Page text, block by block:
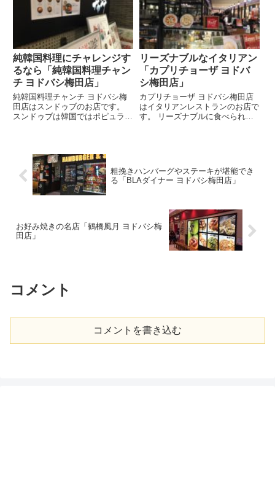
おいしい干物七輪焼きで楽しめる
のもうれしいです。 おいしい
玉です。 ハワイアンパンケーキ
ファクトリーはふわふわのハワ
イ...
純韓国料理にチャレンジす
るなら「純韓国料理チャン
チ ヨドバシ梅田店」
純韓国料理チャンチ ヨドバシ梅
田店はスンドゥブのお店です。
スンドゥブは韓国ではポピュラー
セントの豆乳と天然にがりから作
る豆腐が自慢です。 純韓国料...
リーズナブルなイタリアン
「カプリチョーザ ヨドバ
シ梅田店」
カプリチョーザ ヨドバシ梅田店
はイタリアンレストランのお店で
す。 リーズナブルに食べられる
ナーラまで数多くあり、こちら
も...
粗挽きハンバーグやステーキが堪能でき
る「BLAダイナー ヨドバシ梅田店」
お好み焼きの名店「鶴橋風月 ヨドバシ梅
田店」
コメント
コメントを書き込む